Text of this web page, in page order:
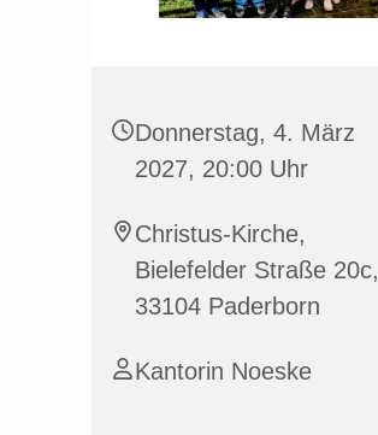
Donnerstag, 4. März
2027, 20:00 Uhr
Christus-Kirche,
Bielefelder Straße 20c,
33104 Paderborn
Kantorin Noeske